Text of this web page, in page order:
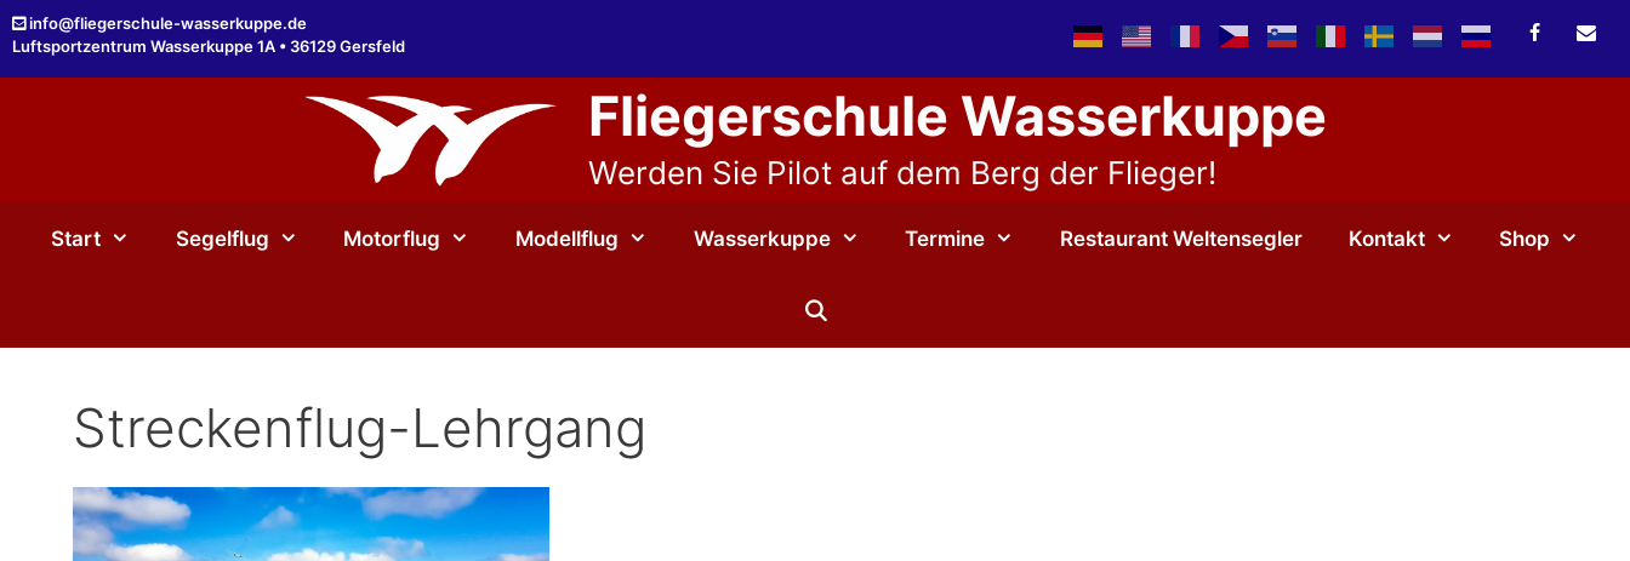
Zum
Inhalt
springen
info@fliegerschule-wasserkuppe.de
Luftsportzentrum Wasserkuppe 1A • 36129 Gersfeld
Fliegerschule Wasserkuppe
Werden Sie Pilot auf dem Berg der Flieger!
Start Segelflug Motorflug Modellflug Wasserkuppe Termine Restaurant Weltensegler Kontakt Shop
Streckenflug-Lehrgang